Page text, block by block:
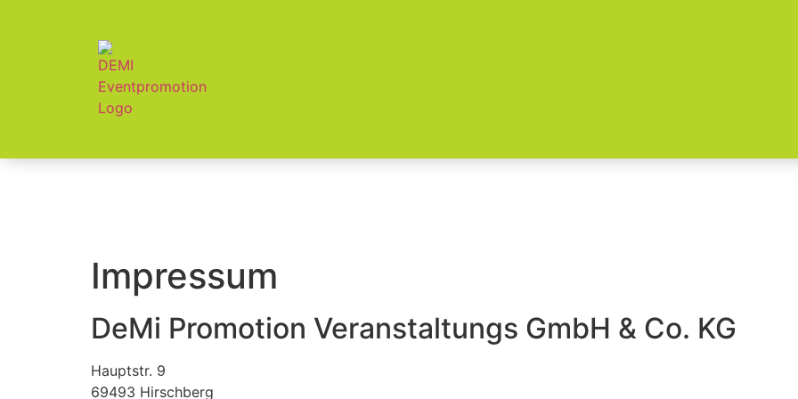
Impressum
DeMi Promotion Veranstaltungs GmbH & Co. KG
Hauptstr. 9
69493 Hirschberg